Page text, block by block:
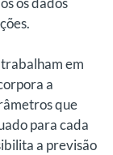
em
a
que
para cada
a previsão